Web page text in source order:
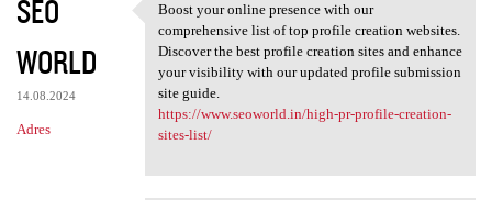
SEO
WORLD
14.08.2024
Adres
Boost your online presence
Boost your online presence with our
comprehensive list of top profile creation websites.
Discover the best profile creation sites and enhance
your visibility with our updated profile submission
site guide.
https://www.seoworld.in/high-pr-profile-creation-
sites-list/